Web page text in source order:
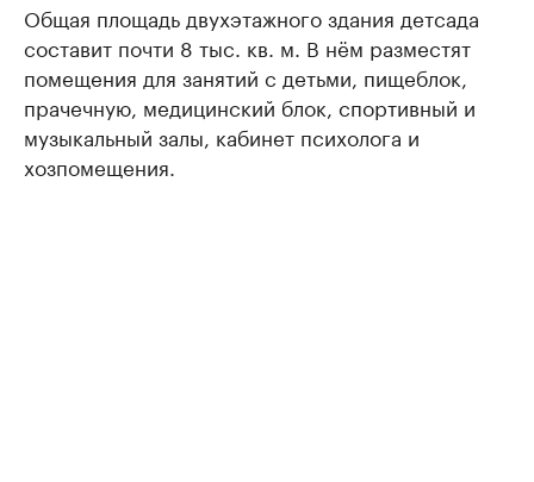
Общая площадь двухэтажного здания детсада
составит почти 8 тыс. кв. м. В нём разместят
помещения для занятий с детьми, пищеблок,
прачечную, медицинский блок, спортивный и
музыкальный залы, кабинет психолога и
хозпомещения.